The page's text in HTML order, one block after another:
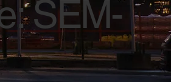
SEM-